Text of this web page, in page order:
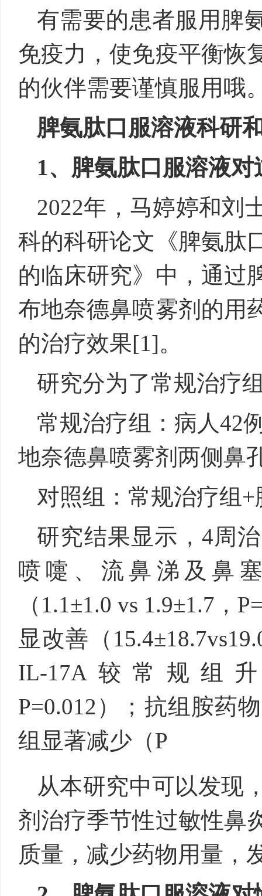
有需要的患者服用脾
免疫力，使免疫平衡恢
的伙伴需要谨慎服用哦
脾氨肽口服溶液科研
1、脾氨肽口服溶液
2022年，马婷婷和刘
科的科研论文《脾氨肽
的临床研究》中，通过
布地奈德鼻喷雾剂的用
的治疗效果[1]。
研究分为了常规治疗
常规治疗组：病人42
地奈德鼻喷雾剂两侧鼻
对照组：常规治疗组
研究结果显示，4周
喷嚏、流鼻涕及鼻
（1.1±1.0 vs 1.9±1.7，
显改善（
IL-17A较常规组升
P=0.012）；抗组胺药
组显著减少（P
从本研究中可以发现
剂治疗季节性过敏性鼻
质量，减少药物用量，